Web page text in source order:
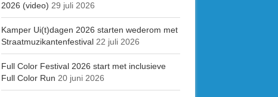
2026 (video) 29 juli 2026
Kamper Ui(t)dagen 2026 starten wederom met
Straatmuzikantenfestival 22 juli 2026
Full Color Festival 2026 start met inclusieve
Full Color Run 20 juni 2026